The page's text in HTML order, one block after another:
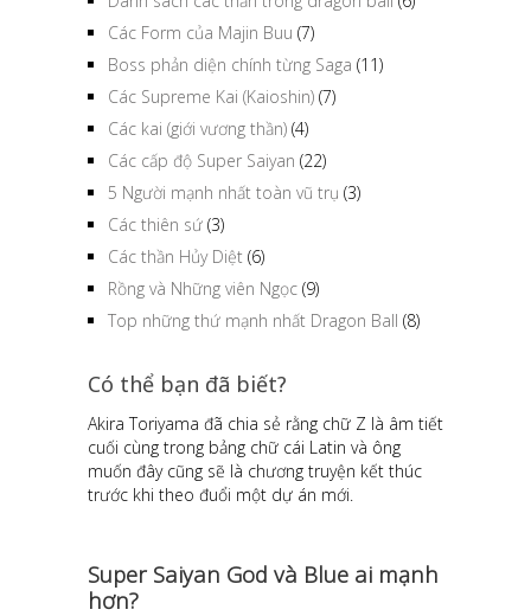
Các Form của Majin Buu (7)
Boss phản diện chính từng Saga (11)
Các Supreme Kai (Kaioshin) (7)
Các kai (giới vương thần) (4)
Các cấp độ Super Saiyan (22)
5 Người mạnh nhất toàn vũ trụ (3)
Các thiên sứ (3)
Các thần Hủy Diệt (6)
Rồng và Những viên Ngọc (9)
Top những thứ mạnh nhất Dragon Ball (8)
Có thể bạn đã biết?
Akira Toriyama đã chia sẻ rằng chữ Z là âm tiết
cuối cùng trong bảng chữ cái Latin và ông
muốn đây cũng sẽ là chương truyện kết thúc
trước khi theo đuổi một dự án mới.
Super Saiyan God và Blue ai mạnh
hơn?